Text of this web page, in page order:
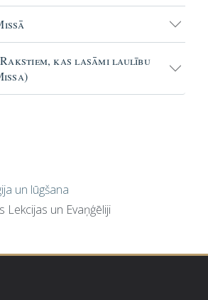
kas lasāmi laulību
un lūgšana
Lekcijas un Evaņģēliji